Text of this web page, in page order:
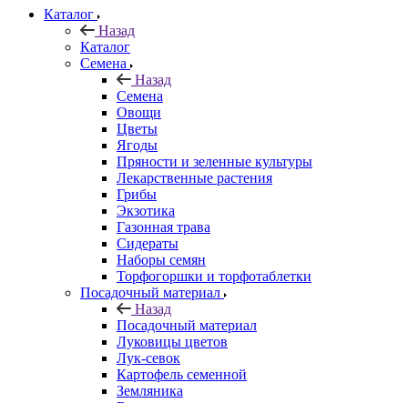
Каталог
Назад
Каталог
Семена
Назад
Семена
Овощи
Цветы
Ягоды
Пряности и зеленные культуры
Лекарственные растения
Грибы
Экзотика
Газонная трава
Сидераты
Наборы семян
Торфогоршки и торфотаблетки
Посадочный материал
Назад
Посадочный материал
Луковицы цветов
Лук-севок
Картофель семенной
Земляника